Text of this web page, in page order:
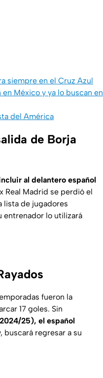
siempre en el Cruz Azul
México y ya lo buscan en
del América
de Borja
al delantero español
Real Madrid se perdió el
lista de jugadores
entrenador lo utilizará
fueron la
17 goles. Sin
25), el español
buscará regresar a su